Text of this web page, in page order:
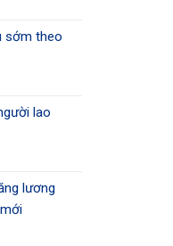
sớm theo
lao
lương